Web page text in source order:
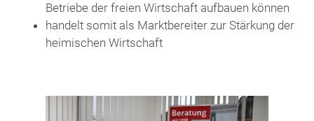
Betriebe der freien Wirtschaft aufbauen können
handelt somit als Marktbereiter zur Stärkung der
heimischen Wirtschaft